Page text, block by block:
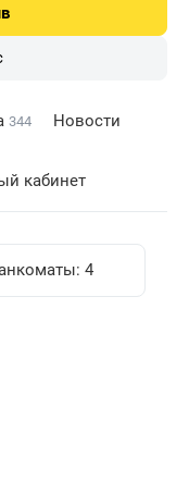
344 Новости
кабинет
4